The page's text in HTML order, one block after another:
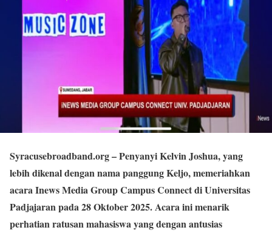
Syracusebroadband.org– Penyanyi Kelvin Joshua, yang
lebih dikenal dengan nama panggung Keljo, memeriahkan
acara Inews Media Group Campus Connect di Universitas
Padjajaran pada 28 Oktober 2025. Acara ini menarik
perhatian ratusan mahasiswa yang dengan antusias